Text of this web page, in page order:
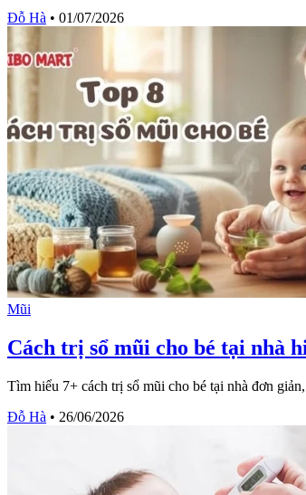
Đỗ Hà • 01/07/2026
Mũi
Cách trị sổ mũi cho bé tại nhà
Tìm hiểu 7+ cách trị sổ mũi cho bé tại nhà đơn
Đỗ Hà • 26/06/2026